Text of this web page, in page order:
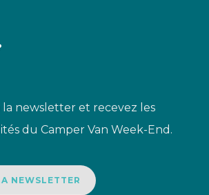
newsletter et recevez les
du Camper Van Week-End.
NEWSLETTER